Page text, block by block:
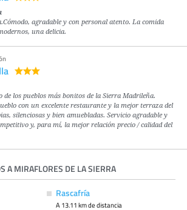
agradable y con personal atento. La comida
una delicia.
de los pueblos más bonitos de la Sierra Madrileña.
con un excelente restaurante y la mejor terraza del
silenciosas y bien amuebladas. Servicio agradable y
y, para mí, la mejor relación precio / calidad del
A MIRAFLORES DE LA SIERRA
Rascafría
A 13.11 km de distancia